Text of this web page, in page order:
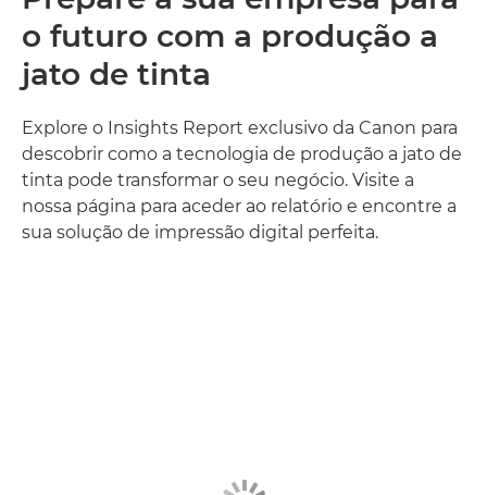
o futuro com a produção a
jato de tinta
Explore o Insights Report exclusivo da Canon para
descobrir como a tecnologia de produção a jato de
tinta pode transformar o seu negócio. Visite a
nossa página para aceder ao relatório e encontre a
sua solução de impressão digital perfeita.